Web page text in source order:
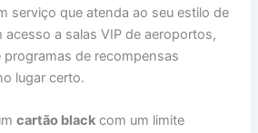
serviço que atenda ao seu estilo de
a salas VIP de aeroportos,
de recompensas
lugar certo.
cartão black com um limite